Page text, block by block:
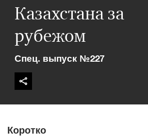
Казахстана за
рубежом
Спец. выпуск №227
Коротко